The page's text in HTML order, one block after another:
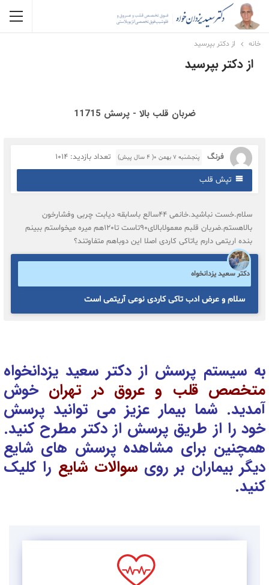
خانه از دکتر بپرسید
از دکتر بپرسید
ضربان قلب بالا - پرسش 11715
فرنگ پنجشنبه ۷ بهمن ۰( 4 سال پیش) تعداد بازدید: 1014
تپش قلب
سلام.خست نباشید.خانمی 44سالع باسابقه دیابت چربی وفشارخون
بالاهستم.ضربان قلبم معمولابالای90تاست تا120هم میره میخواستم ببینم
بنده اریتمی دارم یاتاکی کاردی اصلا این دوباهم متفاوتند؟
دکتر سعید یزدانخواه
سلام و عرض ادب تاکی کاردی نوعی آریتمی است
به سیستم پرسش از دکتر سعید یزدانخواه
متخصص قلب و عروق در تهران خوش
آمدید. شما بیمار عزیز می توانید پرسش
خود را از طریق پرسش از دکتر مطرح کنید.
همچنین برای مشاهده پرسش های شایع
دیگر بیماران بر روی سوالات شایع را کلیک
کنید.